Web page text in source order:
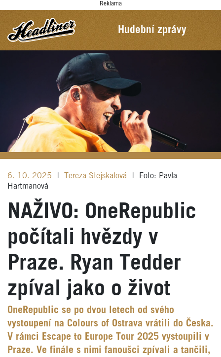
Reklama
Hudební zprávy
6. 10. 2025 Tereza Stejskalová
Foto: Pavla
Hartmanová
NAŽIVO: OneRepublic
počítali hvězdy v
Praze. Ryan Tedder
zpíval jako o život
OneRepublic se po dvou letech od svého
vystoupení na Colours of Ostrava vrátili do Česka.
V rámci Escape to Europe Tour 2025 vystoupili v
Praze. Ve finále s nimi fanoušci zpívali a tančili,